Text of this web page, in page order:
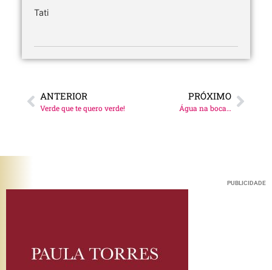
Tati
ANTERIOR
Verde que te quero verde!
PRÓXIMO
Água na boca…
PUBLICIDADE